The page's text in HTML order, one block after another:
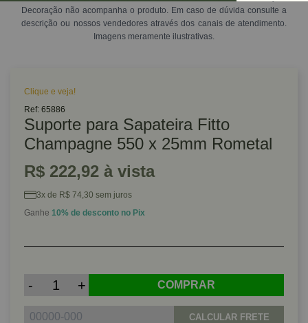
Decoração não acompanha o produto. Em caso de dúvida consulte a
descrição ou nossos vendedores através dos canais de atendimento.
Imagens meramente ilustrativas.
Clique e veja!
Ref: 65886
Suporte para Sapateira Fitto
Champagne 550 x 25mm Rometal
R$ 222,92 à vista
3x de R$ 74,30 sem juros
Ganhe 10% de desconto no Pix
- + COMPRAR
CALCULAR FRETE